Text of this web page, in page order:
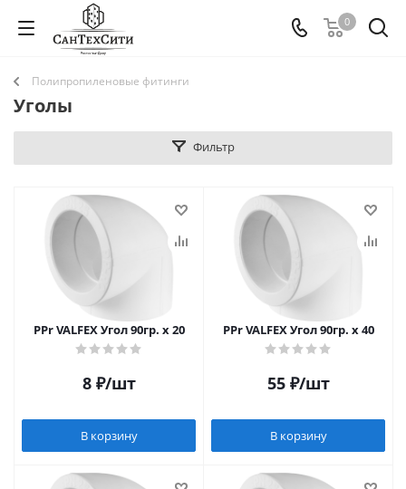
0
Полипропиленовые фитинги
Уголы
Фильтр
PPr VALFEX Угол 90гр. x 20
8₽/шт
В корзину
PPr VALFEX Угол 90гр. x 40
55₽/шт
В корзину